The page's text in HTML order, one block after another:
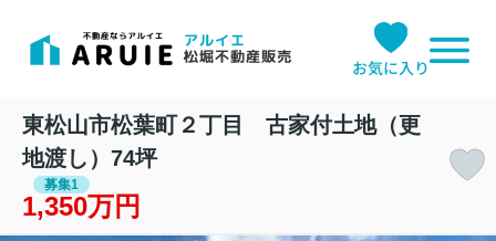
お気に入り
東松山市松葉町２丁目 古家付土地（更
地渡し）74坪
募集1
1,350万円